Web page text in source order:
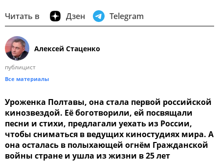
Читать в Дзен Telegram
Алексей Стаценко
публицист
Все материалы
Уроженка Полтавы, она стала первой российской
кинозвездой. Её боготворили, ей посвящали
песни и стихи, предлагали уехать из России,
чтобы сниматься в ведущих киностудиях мира. А
она осталась в полыхающей огнём Гражданской
войны стране и ушла из жизни в 25 лет